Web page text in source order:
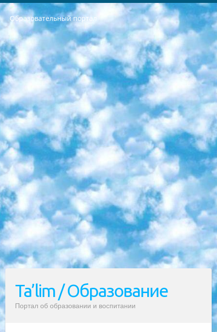
Образовательный портал
РЕСПУБЛИКА УЗБЕКИСТАН МИНИСТРЕРСТВО ДОШКОЛЬНОГО И ШКОЛЬНОГО ОБРАЗОВАНИЯ КОМАНДА в общеобразовательных учреждениях в 2023-2024 учебном году организация и проведение итоговой государственной аттестации обучающихся о Министра дошкольного и школьного образования Республики Узбекистан от 4 марта 2008 года (постановлением Минюста от 20 марта 2008 года № 1778 государственной регистрации) «Итоговое состояние учащихся общего среднего образования на основании положения об утверждении положения об аттестации общего среднего образования выпускной экзамен студентов в образовательных учреждениях в 2023-2024 учебном году В целях организации и прохождения аттестации приказываю: 1. Следующее: перечень предметов, по которым будет проводиться итоговая государственная аттестация и экзамен формы перевода согласно приложению 1; сертификаты международного образца, оценивающие уровень владения иностранными языками перечень согласно приложению 2; 2. Педагогический при специализированных образовательных учреждениях. научно-практический центр квалификации и международной оценки (Д.Давидова) 2024 г. До 25 марта: задания по предметам, по которым будет проводиться итоговая аттестация разработка и утверждение технических условий; итоговая аттестация на основании разработанного предметного задания разработка вопросов по предметам (устно и письменно), экзамен передача; общеобразовательные средние школы и специальные учебные заведения учащиеся выпускных классов школ и интернатов в агентской системе подготовка базы данных экзаменационных материалов и критериев оценки; перевод базы экзаменационных материалов на все языки обучения подать в Республиканский образовательный центр для изготовления; варианты экзаменов на основе разработанных контрольных материалов пусть будут поставлены задачи формирования. 3. Республиканский образовательный центр (Ш.Худайкулов) до 5 апреля 2024 года. до: база данных предоставленных экзаменационных материалов на все языки обучения перевод и экспертиза; для слепых, слабовидящих, глухих, слабослышащих и умственно отсталых детей учащиеся выпускных классов специализированных школ и школ-интернатов база данных экзаменационных материалов на всех преподаваемых языках подготовка критериев оценки; специализированные школы для умственно отсталых детей и технологии для учащихся выпускных классов школ-интернатов разработка соответствующих рекомендаций и критериев проведения ЕГЭ по естествознанию давать задания. 4. Педагогический при специализированных образовательных учреждениях. Научно-практический центр навыков и международной оценки (Д.Давидова), Республика образовательный центр (Худайкулов Ш.) итоговый государственный аттестационный экзамен ориентирован на творческое и логическое мышление при подготовке базы материалов учитывать введение заданий. 5. Следует отметить, что: сертификат государственного образца о знании общеобразовательного предмета и как минимум национальный уровень B1 по предметам на иностранных языках, указанным в Приложении 2. или международно признанный сертификат эквивалентного уровня студенты, изучающие определенный предмет, освобождаются от экзамена; по соответствующим предметам запланирована итоговая государственная аттестация за день до дня, путем жеребьевки Рабочей группой (в письменной форме по предметам, проводимым в форме) из числа сформированных вариантов выбрано 2 варианта; 2 выбранных варианта экзамена анонсированы на официальном сайте министерства и все выпускники по всей стране на основе этих вариантов проводит итоговую государственную аттестацию. 6. Государственное образование учащихся средних общеобразовательных учреждений. знания в соответствии с квалификационными требованиями, которые необходимо приобрести на основании стандартов итоговый (выпускной) контроль для 9 и 11 классов в целях тестирования Экзамены (далее – экзамены) состоят из предметов, перечисленных в приложении 1. будет сделано. 7. Экзамены пройдут с 26 мая по 15 июня 2024 г. (кроме науки физического воспитания). 8. Физическая для учащихся 9 классов общесредних образовательных учреждений. Экзамены по предмету «Образование, квалификация медицина» 1-6 мая 2024 года. сотрудники перевести под присмотр (с отклонениями в физическом или умственном развитии) специализированная школа для детей, школы-интернаты и со сколиозом школы-интернаты санаторного типа для больных детей исключены). 9. Он был слепым, слабовидящим и имел нарушения опорно-двигательного аппарата. экзамены в специализированных школах и интернатах для детей должны проводиться исходя из требований, предъявляемых к общеобразовательным учреждениям (физкультура кроме науки). 10. Специализированная школа для глухих и слабослышащих детей. и экзамены в интернатах и быть реализован в виде письменного теста по математике. 11. Специальность для умственно отсталых детей. Для 9 класса Родной язык и литературное письмо Государственный язык (язык обучения – узбекский). для неклассов) написано Математическое письмо Письменная/устная история Узбекистана Физическое воспитание практично Итоговый контроль Для 11 класса Написание родного языка и литературы (эссе) Математическое письмо Узбекский язык (обучение на узбекском языке) не посещающее общее среднее образование для учреждений)/Образовательное учреждение выбор письменный и устный Иностранный язык письменный/устный Письменная/устная история Узбекистана *По выбору студента:  Химия  Физика  Основы государственного права  География 10 бесплатных образовательных ресурсов - Мы составили подборку онлайн-проектов с интерактивными упражнениями, видеолекциями и статьями. Они помогут вам обрести новые и освежить старые знания бесплатно. 1. «ИНТУИТ» Старейшая образовательная площадка Рунета. Здесь вы найдёте сотни текстовых и видеокурсов на десятки различных тем — от программирования до психологии. Многие курсы подготовлены российскими университетами и крупными международными компаниями вроде Intel и Microsoft. Самостоятельное обучение бесплатное, но желающие могут оплатить услуги персональных наставников. 2. «Смартия» знакомит с актуальными профессиями и подсказывает, как им обучаться. Выбрав заинтересовавшую вас специальность — SMM-специалист, фотограф, веб-дизайнер или другую, — увидите список необходимых для неё умений. Чтобы вы могли освоить их самостоятельно, для каждого умения площадка отображает подборку ссылок на учебные материалы. Хотя «Смартия» ориентируется на русскоязычную аудиторию, часть контента всё же доступна только на английском. 3. «Лекторий Физтеха» Проект Московского физико-технического института (Физтеха). С его помощью вы можете смотреть онлайн серии лекций, записанные на видео в этом вузе. В числе доступных предметов — физика, биология, химия, информационные технологии и другие. К некоторым лекциям администрация ресурса прилагает готовые конспекты, которые можно скачивать в PDF-формате. 4. ITMOcourses Онлайн-площадка Санкт-Петербургского национального исследовательского университета информационных технологий, механики и оптики (ИТМО). Ресурс предоставляет свободный доступ к курсам, разработанным в этом вузе. Каталог материалов разбит на четыре категории: «Оптические системы и технологии», «Приборостроение и робототехника», «Информационные технологии» и «Биотехнологии». Курсы состоят из видеолекций, интерактивных демонстраций и заданий. 5. «КиберЛенинка» Электронная научная библиотека открытого доступа. Каталог площадки регулярно обрастает текстами статей из различных научных изданий. Сгруппированные по журналам и рубрикам публикации можно читать онлайн или скачивать целиком в PDF-формате. Проект нацелен на популяризацию науки за счёт открытого доступа к качественной информации. 6. «ПостНаука» На этом ресурсе публикуют подборки видеолекций, составленные экспертами из разных отраслей и объединённые общими темами. Среди них, к примеру, есть серии «Биоинформатика и геномика», «Культура средневековой Скандинавии» и Cinema Studies о теории кино. Каждая подборка лекций — логически связанная история, рассказанная экспертом от первого лица. Кроме того, на сайте появляются научно-образовательные статьи и тесты на разные темы. 7. «Newочём» Команда проекта «Newочём» отбирает самые интересные тексты из англоязычных СМИ и переводит те из них, за которые голосуют участники сообщества «ВКонтакте». По большей части это научно-популярные статьи. Редакторы придумывают лишь заголовки, в остальном содержание переводов соответствует оригиналам. Полные тексты можно читать прямо в социальной сети. 8. InternetUrok Онлайн-база материалов по основным дисциплинам школьной программы. Информация на сайте структурирована по классам, предметам и темам (урокам). Каждый урок состоит из видеолекций и конспектов. Есть также интерактивные тренажёры и тесты для закрепления пройденного материала. Даже если вы давно окончили школу, возможность повторить программу старших классов всегда может пригодиться. 9. Edutainme Ещё один ресурс об образовании. В отличие от Newtonew, как мне кажется, Edutainme больше ориентируется на представителей индустрии: педагогов, предпринимателей, разработчиков образовательных проектов. Но и любой, кто просто стремится к саморазвитию, найдёт на сайте много полезного и интересного для себя. Например, информацию о новых курсах и образовательных сервисах. 10. Newtonew Онлайн-медиа об образовании и обучении в широком смысле. Авторы Newtonew пишут об инструментах, заведениях, тактиках и стратегиях, которые помогают учить других и получать новые знания самостоятельно. На этой площадке вы найдёте новости, обзоры, аналитические мат
Ta’lim / Образование
Портал об образовании и воспитании